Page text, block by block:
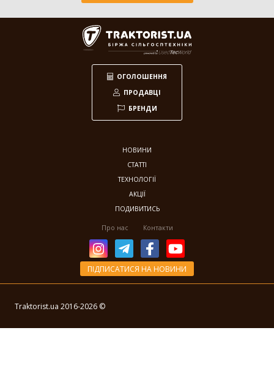
ОГОЛОШЕННЯ
ПРОДАВЦІ
БРЕНДИ
НОВИНИ
СТАТТІ
ТЕХНОЛОГІЇ
АКЦІЇ
ПОДИВИТИСЬ
Про нас Контакти
ПІДПИСАТИСЯ НА НОВИНИ
Traktorist.ua 2016-2026 ©